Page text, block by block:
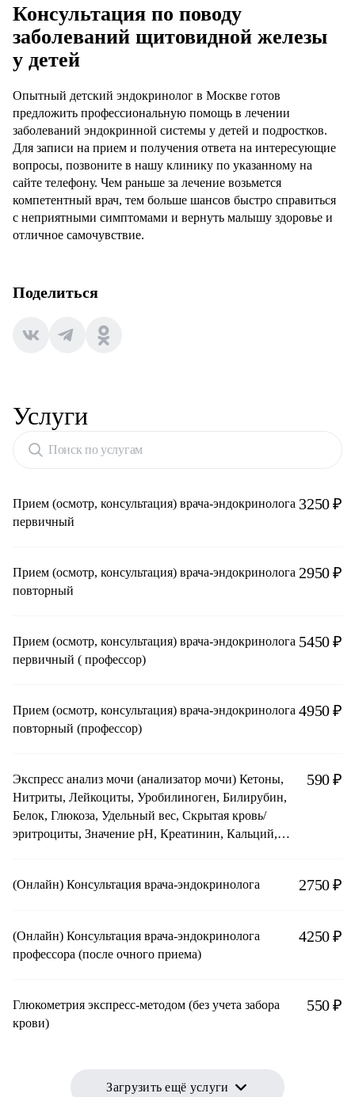
Консультация по поводу
заболеваний щитовидной железы
у детей
Опытный детский эндокринолог в Москве готов
предложить профессиональную помощь в лечении
заболеваний эндокринной системы у детей и подростков.
Для записи на прием и получения ответа на интересующие
вопросы, позвоните в нашу клинику по указанному на
сайте телефону. Чем раньше за лечение возьмется
компетентный врач, тем больше шансов быстро справиться
с неприятными симптомами и вернуть малышу здоровье и
отличное самочувствие.
Поделиться
Услуги
Поиск по услугам
Прием (осмотр, консультация) врача-эндокринолога
первичный
3250 ₽
Прием (осмотр, консультация) врача-эндокринолога
повторный
2950 ₽
Прием (осмотр, консультация) врача-эндокринолога
первичный ( профессор)
5450 ₽
Прием (осмотр, консультация) врача-эндокринолога
повторный (профессор)
4950 ₽
Экспресс анализ мочи (анализатор мочи) Кетоны,
Нитриты, Лейкоциты, Уробилиноген, Билирубин,
Белок, Глюкоза, Удельный вес, Скрытая кровь/
эритроциты, Значение pH, Креатинин, Кальций,
590 ₽
(Онлайн) Консультация врача-эндокринолога 2750 ₽
(Онлайн) Консультация врача-эндокринолога
профессора (после очного приема)
4250 ₽
Глюкометрия экспресс-методом (без учета забора
крови)
550 ₽
Загрузить ещё услуги